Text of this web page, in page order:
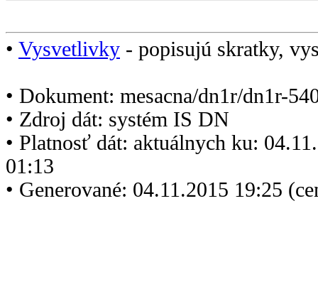
• Vysvetlivky - popisujú skratky,
• Dokument: mesacna/dn1r/dn1r-
• Zdroj dát: systém IS DN
• Platnosť dát: aktuálnych ku:
01:13
• Generované: 04.11.2015 19:25